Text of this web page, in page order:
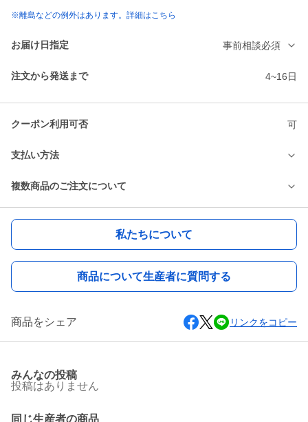
※離島などの例外はあります。詳細はこちら
お届け日指定 事前相談必須
注文から発送まで 4~16日
クーポン利用可否 可
支払い方法
複数商品のご注文について
私たちについて
商品について生産者に質問する
商品をシェア リンクをコピー
みんなの投稿
投稿はありません
同じ生産者の商品